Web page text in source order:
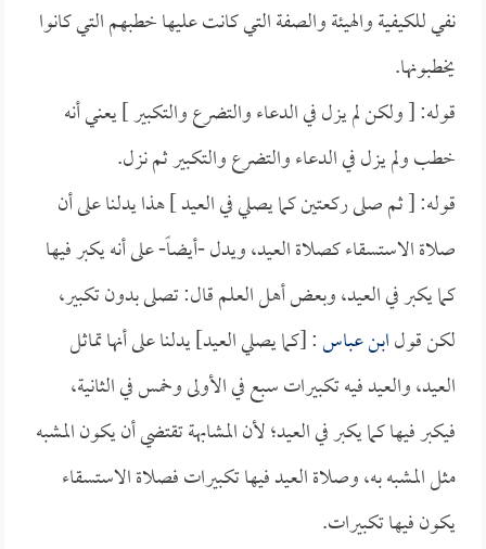
نفي للكيفية والهيئة والصفة التي كانت عليها خطبهم التي كانوا
يخطبونها.
قوله: [ ولكن لم يزل في الدعاء والتضرع والتكبير ] يعني أنه
خطب ولم يزل في الدعاء والتضرع والتكبير ثم نزل.
قوله: [ ثم صلى ركعتين كما يصلي في العيد ] هذا يدلنا على أن
صلاة الاستسقاء كصلاة العيد، ويدل -أيضاً- على أنه يكبر فيها
كما يكبر في العيد، وبعض أهل العلم قال: تصلى بدون تكبير،
لكن قولابن عباس: [كما يصلي العيد] يدلنا على أنها تماثل
العيد، والعيد فيه تكبيرات سبع في الأولى وخمس في الثانية،
فيكبر فيها كما يكبر في العيد؛ لأن المشابهة تقتضي أن يكون المشبه
مثل المشبه به، وصلاة العيد فيها تكبيرات فصلاة الاستسقاء
يكون فيها تكبيرات.